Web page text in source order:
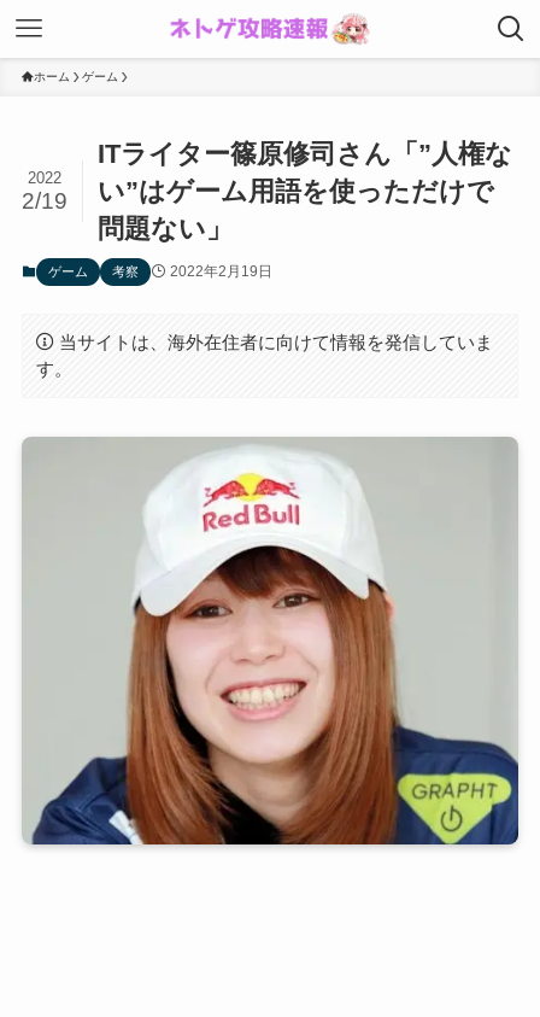
ホーム ゲーム
ITライター篠原修司さん「”人権な
い”はゲーム用語を使っただけで
問題ない」
2022
2/19
ゲーム 考察 2022年2月19日
当サイトは、海外在住者に向けて情報を発信していま
す。